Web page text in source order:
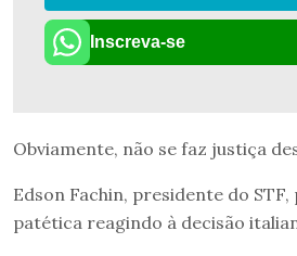
Inscreva-se
Obviamente, não se faz justiça
Edson Fachin, presidente do
patética reagindo à decisão